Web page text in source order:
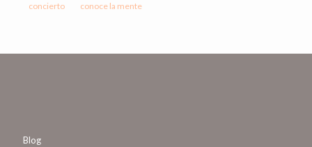
concierto
conoce la mente
Blog